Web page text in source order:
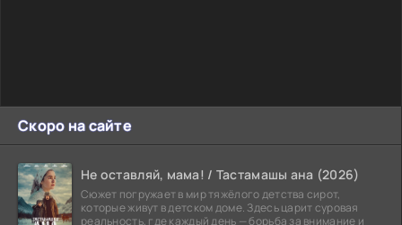
Скоро на сайте
Не оставляй, мама! / Тастамашы ана (2026)
Сюжет погружает в мир тяжёлого детства сирот,
которые живут в детском доме. Здесь царит суровая
реальность, где каждый день — борьба за внимание и